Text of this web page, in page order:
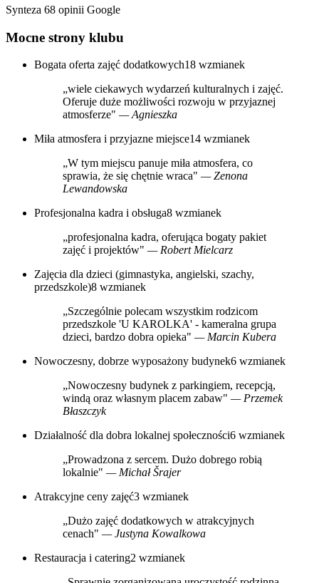
Synteza 68 opinii Google
Mocne strony klubu
Bogata oferta zajęć dodatkowych18 wzmianek
„wiele ciekawych wydarzeń kulturalnych i zajęć.
Oferuje duże możliwości rozwoju w przyjaznej
atmosferze" — Agnieszka
Miła atmosfera i przyjazne miejsce14 wzmianek
„W tym miejscu panuje miła atmosfera, co
sprawia, że się chętnie wraca" — Zenona
Lewandowska
Profesjonalna kadra i obsługa8 wzmianek
„profesjonalna kadra, oferująca bogaty pakiet
zajęć i projektów" — Robert Mielcarz
Zajęcia dla dzieci (gimnastyka, angielski, szachy,
przedszkole)8 wzmianek
„Szczególnie polecam wszystkim rodzicom
przedszkole 'U KAROLKA' - kameralna grupa
dzieci, bardzo dobra opieka" — Marcin Kubera
Nowoczesny, dobrze wyposażony budynek6 wzmianek
„Nowoczesny budynek z parkingiem, recepcją,
windą oraz własnym placem zabaw" — Przemek
Błaszczyk
Działalność dla dobra lokalnej społeczności6 wzmianek
„Prowadzona z sercem. Dużo dobrego robią
lokalnie" — Michał Šrajer
Atrakcyjne ceny zajęć3 wzmianek
„Dużo zajęć dodatkowych w atrakcyjnych
cenach" — Justyna Kowalkowa
Restauracja i catering2 wzmianek